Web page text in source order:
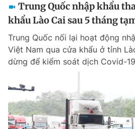
Trung Quốc nhập khẩu
khẩu Lào Cai sau 5 tháng
Trung Quốc nối lại hoạt động
Việt Nam qua cửa khẩu ở tỉnh
dừng để kiểm soát dịch Covid-